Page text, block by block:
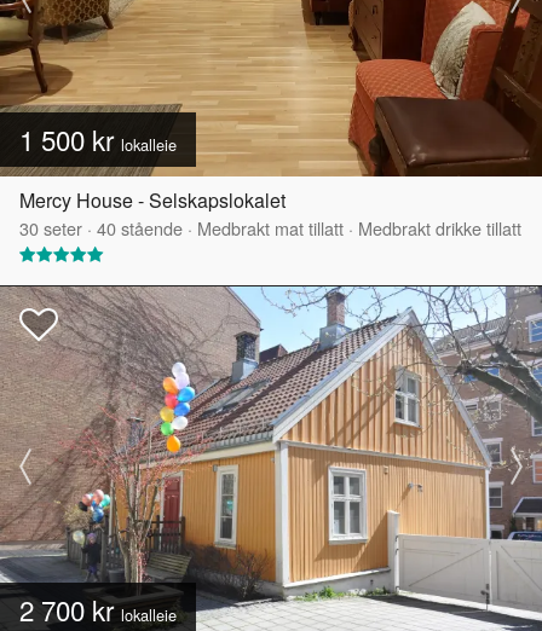
1 500 kr lokalleie
Mercy House - Selskapslokalet
30seter · 40stående · Medbrakt mat tillatt · Medbrakt drikke tillatt
2 700 krlokalleie